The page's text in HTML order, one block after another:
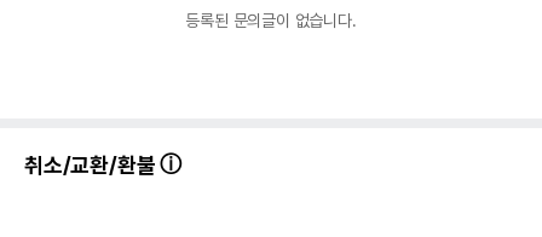
등록된 문의글이 없습니다.
취소/교환/환불